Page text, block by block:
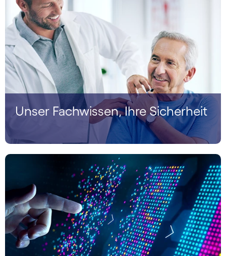
Unser Fachwissen, Ihre Sicherheit